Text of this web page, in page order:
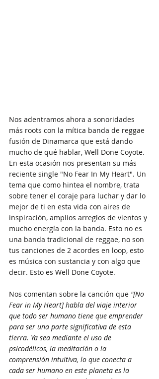
Nos adentramos ahora a sonoridades
más roots con la mítica banda de reggae
fusión de Dinamarca que está dando
mucho de qué hablar, Well Done Coyote.
En esta ocasión nos presentan su más
reciente single "No Fear In My Heart". Un
tema que como hintea el nombre, trata
sobre tener el coraje para luchar y dar lo
mejor de ti en esta vida con aires de
inspiración, amplios arreglos de vientos y
mucho energía con la banda. Esto no es
una banda tradicional de reggae, no son
tus canciones de 2 acordes en loop, esto
es música con sustancia y con algo que
decir. Esto es Well Done Coyote.
Nos comentan sobre la canción que "[No
Fear in My Heart] habla del viaje interior
que todo ser humano tiene que emprender
para ser una parte significativa de esta
tierra. Ya sea mediante el uso de
psicodélicos, la meditación o la
comprensión intuitiva, lo que conecta a
cada ser humano en este planeta es la